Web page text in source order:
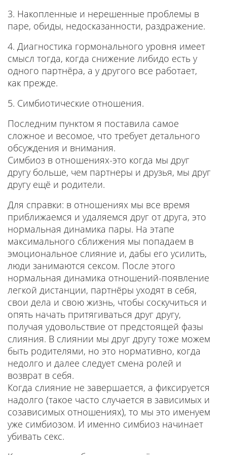
3. Накопленные и нерешенные проблемы в
паре, обиды, недосказанности, раздражение.
4. Диагностика гормонального уровня имеет
смысл тогда, когда снижение либидо есть у
одного партнёра, а у другого все работает,
как прежде.
5. Симбиотические отношения.
Последним пунктом я поставила самое
сложное и весомое, что требует детального
обсуждения и внимания.
Симбиоз в отношениях-это когда мы друг
другу больше, чем партнеры и друзья, мы друг
другу ещё и родители.
Для справки: в отношениях мы все время
приближаемся и удаляемся друг от друга, это
нормальная динамика пары. На этапе
максимального сближения мы попадаем в
эмоциональное слияние и, дабы его усилить,
люди занимаются сексом. После этого
нормальная динамика отношений-появление
легкой дистанции, партнёры уходят в себя,
свои дела и свою жизнь, чтобы соскучиться и
опять начать притягиваться друг другу,
получая удовольствие от предстоящей фазы
слияния. В слиянии мы друг другу тоже можем
быть родителями, но это нормативно, когда
недолго и далее следует смена ролей и
возврат в себя.
Когда слияние не завершается, а фиксируется
надолго (такое часто случается в зависимых и
созависимых отношениях), то мы это именуем
уже симбиозом. И именно симбиоз начинает
убивать секс.